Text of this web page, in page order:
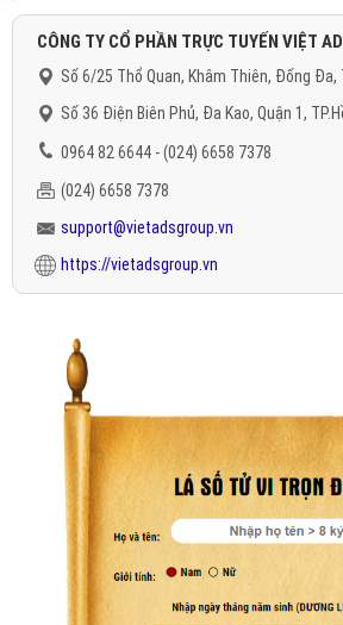
CÔNG TY CỔ PHẦN TRỰC TUYẾN VIỆT
Số 6/25 Thổ Quan, Khâm Thiên, Đống Đa,
Số 36 Điện Biên Phủ, Đa Kao, Quận 1,
0964 82 6644 - (024) 6658 7378
(024) 6658 7378
support@vietadsgroup.vn
https://vietadsgroup.vn